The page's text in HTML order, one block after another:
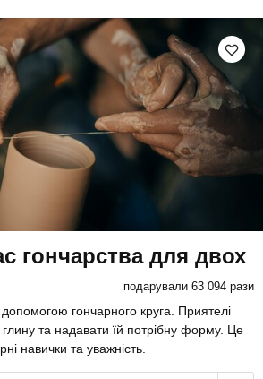
гончарства для двох
подарували 63 094 рази
гончарного круга. Приятелі
глину та надавати їй потрібну форму. Це
навички та уважність.